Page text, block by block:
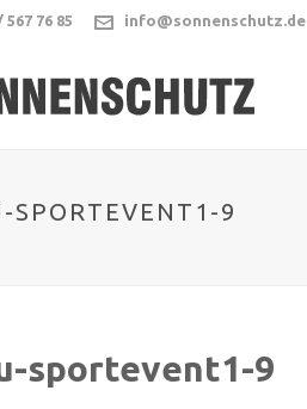
567 76 85 info@sonnenschutz.de
SPORTEVENT1-9
sportevent1-9